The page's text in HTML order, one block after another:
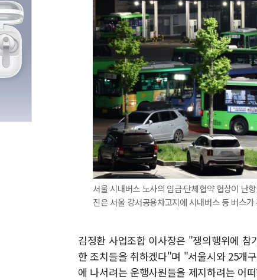
서울 시내버스 노사의 임금·단체협약 협상이 난
진은 서울 강서공용차고지에 시내버스 등 버스
김정환 사업조합 이사장은 "쟁의행위에
한 조치들을 취하겠다"며 "서울시와 25개
에 나서려는 운행사원들을 제지하려는 어